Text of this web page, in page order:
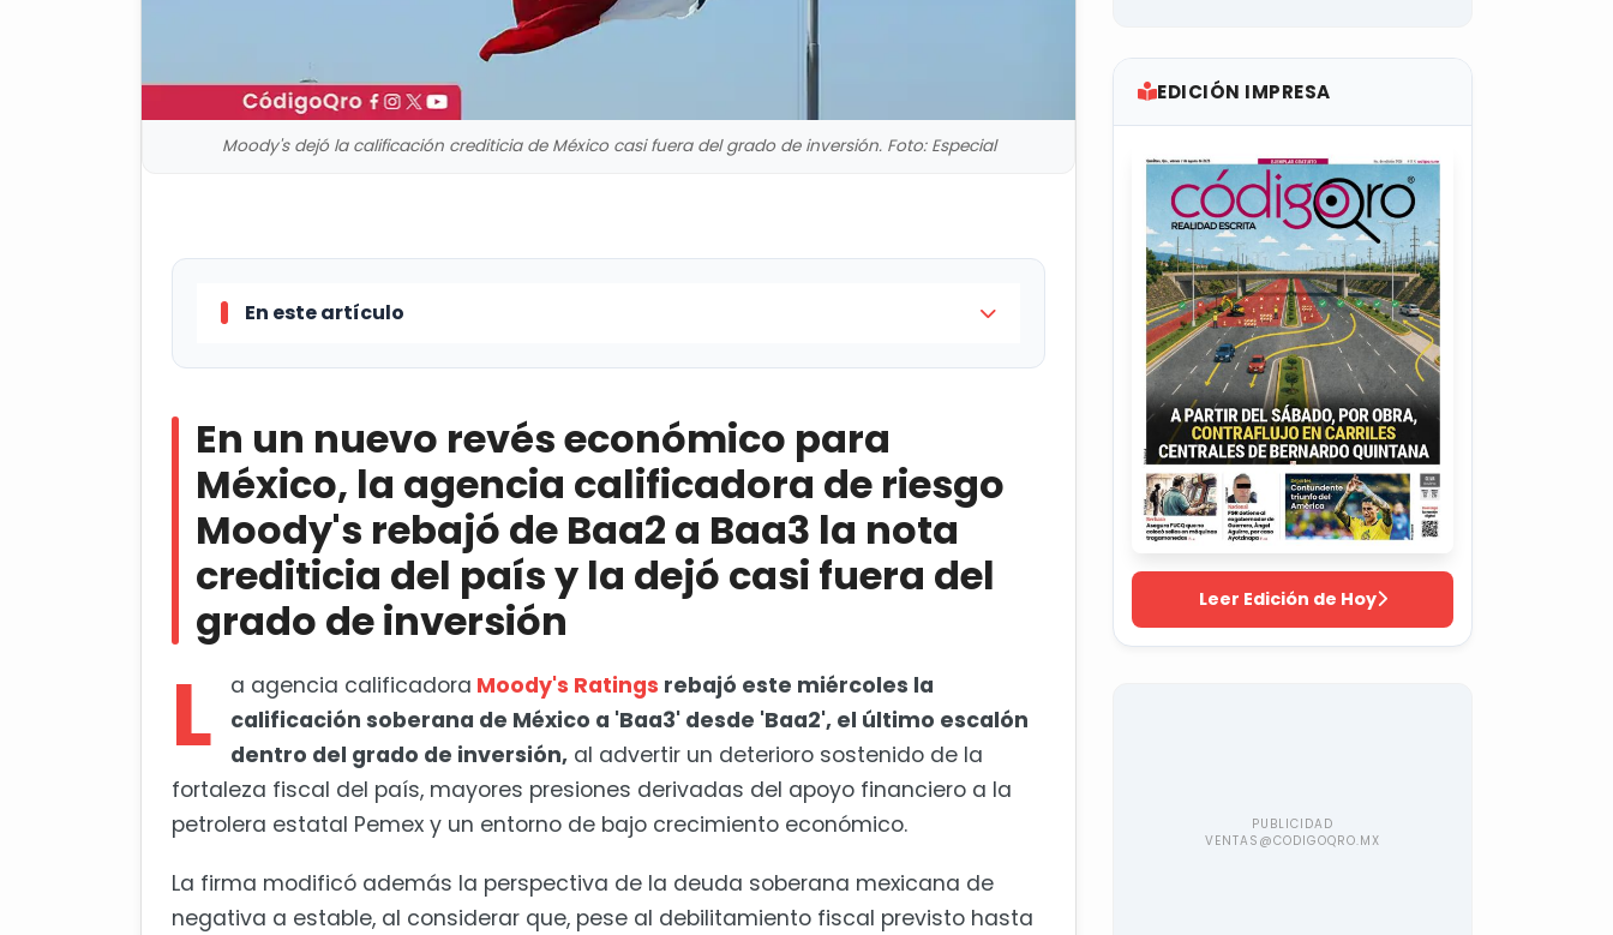
Moody's dejó la calificación crediticia de México casi fuera del grado de inversión. Foto: Especial
En este artículo
de inversión
En Morelos y Querétaro, detienen a 6 personas por delincuencia organizada
En un nuevo revés económico para
México, la agencia calificadora de riesgo
Moody's rebajó de Baa2 a Baa3 la nota
crediticia del país y la dejó casi fuera del
grado de inversión
L a agencia calificadora Moody's Ratings rebajó este miércoles la
calificación soberana de México a 'Baa3' desde 'Baa2', el último escalón
dentro del grado de inversión, al advertir un deterioro sostenido de la
fortaleza fiscal del país, mayores presiones derivadas del apoyo financiero a la
petrolera estatal Pemex y un entorno de bajo crecimiento económico.
La firma modificó además la perspectiva de la deuda soberana mexicana de
negativa a estable, al considerar que, pese al debilitamiento fiscal previsto hasta
EDICIÓN IMPRESA
Leer Edición de Hoy